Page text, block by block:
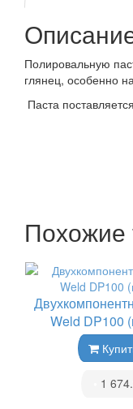
Полировальную
глянец, особенно
Паста
Похожие
Weld DP100
1